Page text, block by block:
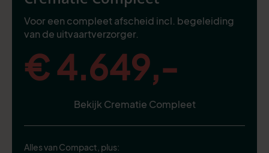
Voor een compleet afscheid incl. begeleiding
van de uitvaartverzorger.
€ 4.649,-
Bekijk Crematie Compleet
Alles van Compact, plus: